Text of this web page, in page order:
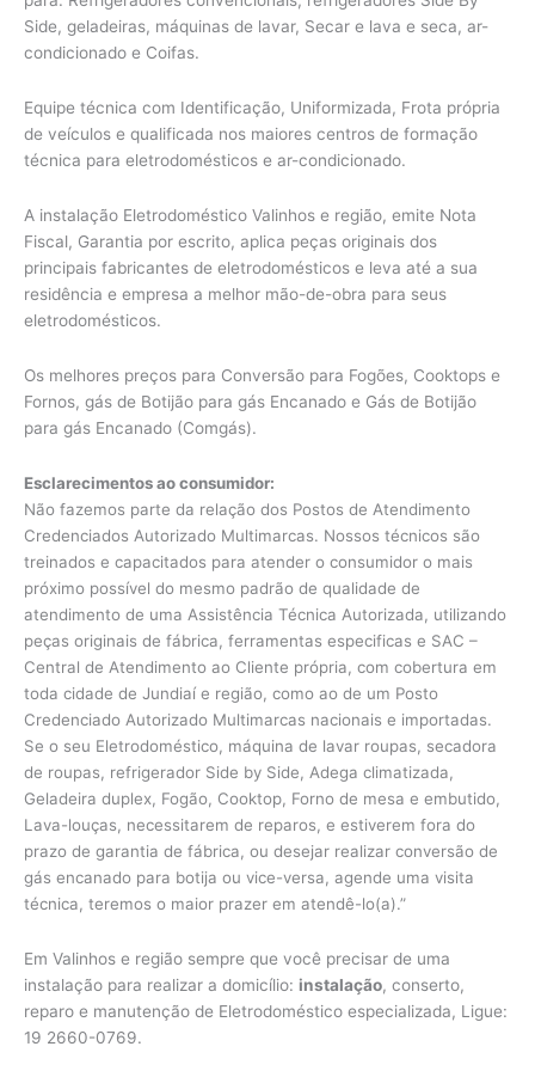
Side, geladeiras, máquinas de lavar, Secar e lava e seca, ar-
condicionado e Coifas.
Equipe técnica com Identificação, Uniformizada, Frota própria
de veículos e qualificada nos maiores centros de formação
técnica para eletrodomésticos e ar-condicionado.
A instalação Eletrodoméstico Valinhos e região, emite Nota
Fiscal, Garantia por escrito, aplica peças originais dos
principais fabricantes de eletrodomésticos e leva até a sua
residência e empresa a melhor mão-de-obra para seus
eletrodomésticos.
Os melhores preços para Conversão para Fogões, Cooktops e
Fornos, gás de Botijão para gás Encanado e Gás de Botijão
para gás Encanado (Comgás).
Esclarecimentos ao consumidor:
Não fazemos parte da relação dos Postos de Atendimento
Credenciados Autorizado Multimarcas. Nossos técnicos são
treinados e capacitados para atender o consumidor o mais
próximo possível do mesmo padrão de qualidade de
atendimento de uma Assistência Técnica Autorizada, utilizando
peças originais de fábrica, ferramentas especificas e SAC –
Central de Atendimento ao Cliente própria, com cobertura em
toda cidade de Jundiaí e região, como ao de um Posto
Credenciado Autorizado Multimarcas nacionais e importadas.
Se o seu Eletrodoméstico, máquina de lavar roupas, secadora
de roupas, refrigerador Side by Side, Adega climatizada,
Geladeira duplex, Fogão, Cooktop, Forno de mesa e embutido,
Lava-louças, necessitarem de reparos, e estiverem fora do
prazo de garantia de fábrica, ou desejar realizar conversão de
gás encanado para botija ou vice-versa, agende uma visita
técnica, teremos o maior prazer em atendê-lo(a).”
Em Valinhos e região sempre que você precisar de uma
instalação para realizar a domicílio: instalação, conserto,
reparo e manutenção de Eletrodoméstico especializada, Ligue:
19 2660-0769.